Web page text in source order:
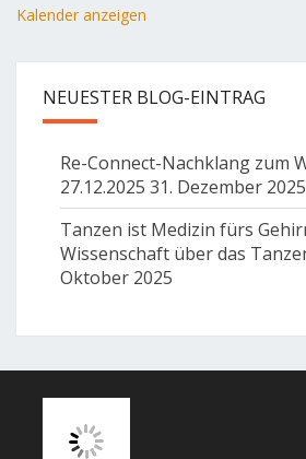
Kalender anzeigen
NEUESTER BLOG-EINTRAG
Re-Connect-Nachklang zum
27.12.2025 31. Dezember 2025
Tanzen ist Medizin fürs
Wissenschaft über das
Oktober 2025